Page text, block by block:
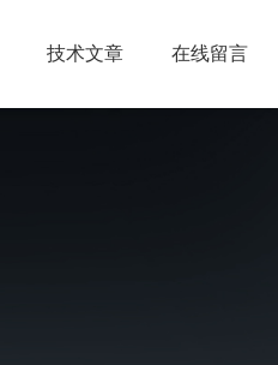
技术文章 在线留言